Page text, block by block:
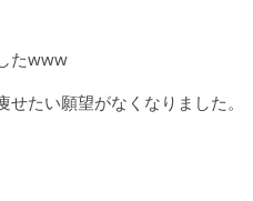
たwww
たい願望がなくなりました。